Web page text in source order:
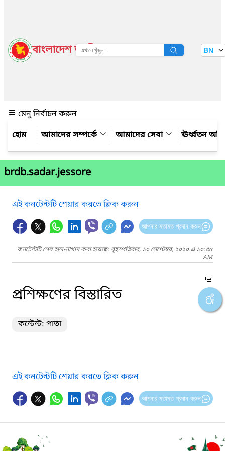
বাংলাদেশ জাতীয় তথ্য বাতায়ন BN
মেনু নির্বাচন করুন
আমাদের সম্পর্কে
আমাদের সেবা ঊর্ধ্বতন
brdb.sadar.jessore
এই কনটেন্টটি শেয়ার করতে ক্লিক করুন
আপনার মতামত প্রদান করুন
কনটেন্টটি শেষ হাল-নাগাদ করা হয়েছে: বৃহস্পতিবার, ১০ সেপ্টেম্বর, ২০২০ এ ১০:৫৫
AM
প্রশিক্ষণের বিস্তারিত
কন্টেন্ট: পাতা
এই কনটেন্টটি শেয়ার করতে ক্লিক করুন
আপনার মতামত প্রদান করুন